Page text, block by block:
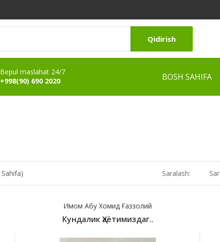
Qidirish
Bepul maslahat 24/7
+998(90) 690 2020
BOSH SAHIFA
Saralash:
Имом Абу Хомид Ғаззолий
Кундалик Ҳаётимиздаг..